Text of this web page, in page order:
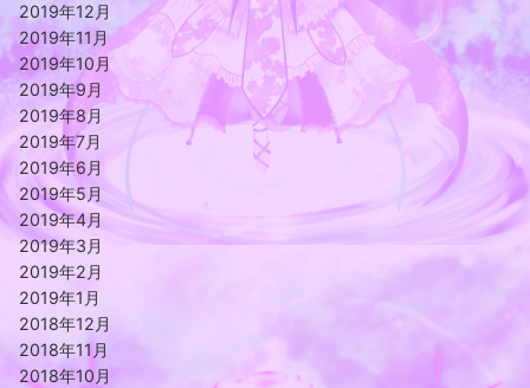
2019年12月
2019年11月
2019年10月
2019年9月
2019年8月
2019年7月
2019年6月
2019年5月
2019年4月
2019年3月
2019年2月
2019年1月
2018年12月
2018年11月
2018年10月